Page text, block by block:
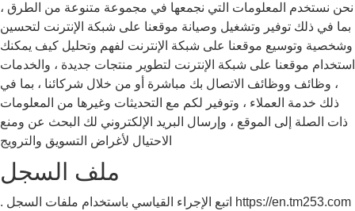
نحن نستخدم المعلومات التي نجمعها في مجموعة متنوعة من الطرق ،
بما في ذلك توفير وتشغيل وصيانة موقعنا على شبكة الإنترنت لتحسين
وشخصية وتوسيع موقعنا على شبكة الإنترنت لفهم وتحليل كيف يمكنك
استخدام موقعنا على شبكة الإنترنت لتطوير منتجات جديدة ، والخدمات
، وظائف ووظائف الاتصال بك مباشرة أو من خلال شركائنا ، بما في
ذلك خدمة العملاء ، وتوفير لكم مع التحديثات وغيرها من المعلومات
ذات الصلة إلى الموقع ، وإرسال البريد الإلكتروني لك البحث عن ومنع
الاحتيال لأغراض التسويق والترويج
ملف السجل
https://en.tm253.com اتبع الإجراء القياسي باستخدام ملفات السجل .